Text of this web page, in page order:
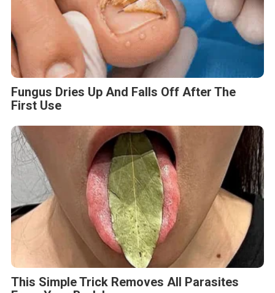
Fungus Dries Up And Falls Off After The
First Use
This Simple Trick Removes All Parasites